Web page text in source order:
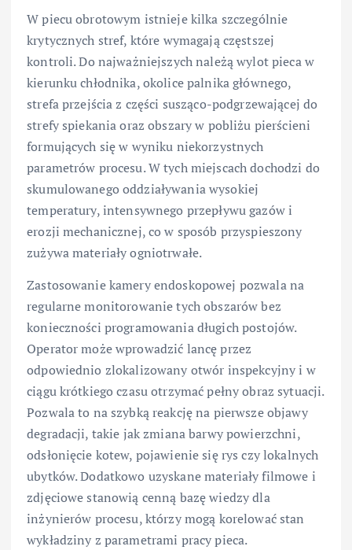
W piecu obrotowym istnieje kilka szczególnie
krytycznych stref, które wymagają częstszej
kontroli. Do najważniejszych należą wylot pieca w
kierunku chłodnika, okolice palnika głównego,
strefa przejścia z części susząco-podgrzewającej do
strefy spiekania oraz obszary w pobliżu pierścieni
formujących się w wyniku niekorzystnych
parametrów procesu. W tych miejscach dochodzi do
skumulowanego oddziaływania wysokiej
temperatury, intensywnego przepływu gazów i
erozji mechanicznej, co w sposób przyspieszony
zużywa materiały ogniotrwałe.
Zastosowanie kamery endoskopowej pozwala na
regularne monitorowanie tych obszarów bez
konieczności programowania długich postojów.
Operator może wprowadzić lancę przez
odpowiednio zlokalizowany otwór inspekcyjny i w
ciągu krótkiego czasu otrzymać pełny obraz sytuacji.
Pozwala to na szybką reakcję na pierwsze objawy
degradacji, takie jak zmiana barwy powierzchni,
odsłonięcie kotew, pojawienie się rys czy lokalnych
ubytków. Dodatkowo uzyskane materiały filmowe i
zdjęciowe stanowią cenną bazę wiedzy dla
inżynierów procesu, którzy mogą korelować stan
wykładziny z parametrami pracy pieca.